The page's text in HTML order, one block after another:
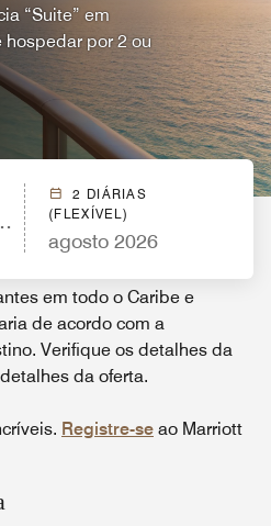
“Suite” em
hospedar por 2 ou
Resort
2 DIÁRIAS
(FLEXÍVEL)
agosto 2026
em todo o Caribe e
de acordo com a
Verifique os detalhes da
da oferta.
Registre-se ao Marriott